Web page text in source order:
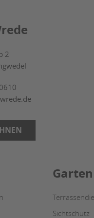
2
Garten
Sichtschutz